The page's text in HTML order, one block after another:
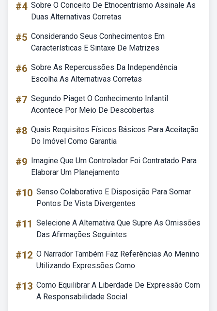
#4 Sobre O Conceito De Etnocentrismo Assinale As
Duas Alternativas Corretas
#5 Considerando Seus Conhecimentos Em
Características E Sintaxe De Matrizes
#6 Sobre As Repercussões Da Independência
Escolha As Alternativas Corretas
#7 Segundo Piaget O Conhecimento Infantil
Acontece Por Meio De Descobertas
#8 Quais Requisitos Físicos Básicos Para Aceitação
Do Imóvel Como Garantia
#9 Imagine Que Um Controlador Foi Contratado Para
Elaborar Um Planejamento
#10 Senso Colaborativo E Disposição Para Somar
Pontos De Vista Divergentes
#11 Selecione A Alternativa Que Supre As Omissões
Das Afirmações Seguintes
#12 O Narrador Também Faz Referências Ao Menino
Utilizando Expressões Como
#13 Como Equilibrar A Liberdade De Expressão Com
A Responsabilidade Social